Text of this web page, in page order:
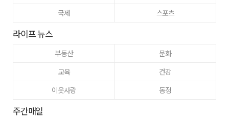
국제
스포츠
라이프 뉴스
부동산
문화
교육
건강
이웃사랑
동정
주간매일